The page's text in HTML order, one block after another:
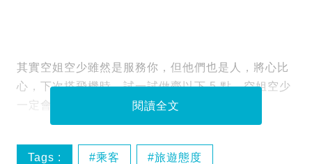
其實空姐空少雖然是服務你，但他們也是人，將心比
心，下次搭飛機時，試一試做齊以下 5 點，空姐空少
一定會愛上你！
閱讀全文
Tags : 乘客 旅遊態度